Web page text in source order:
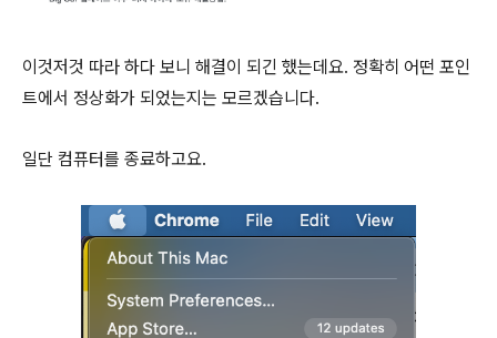
이것저것 따라 하다 보니 해결이 되긴 했는데요. 정확히 어떤 포인
트에서 정상화가 되었는지는 모르겠습니다.
일단 컴퓨터를 종료하고요.